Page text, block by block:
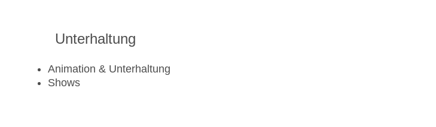
Unterhaltung
Animation & Unterhaltung
Shows